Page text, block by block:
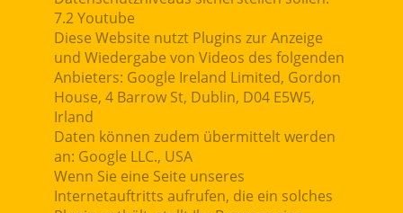
7.2 Youtube
Diese Website nutzt Plugins zur Anzeige
und Wiedergabe von Videos des folgenden
Anbieters: Google Ireland Limited, Gordon
House, 4 Barrow St, Dublin, D04 E5W5,
Irland
Daten können zudem übermittelt werden
an: Google LLC., USA
Wenn Sie eine Seite unseres
Internetauftritts aufrufen, die ein solches